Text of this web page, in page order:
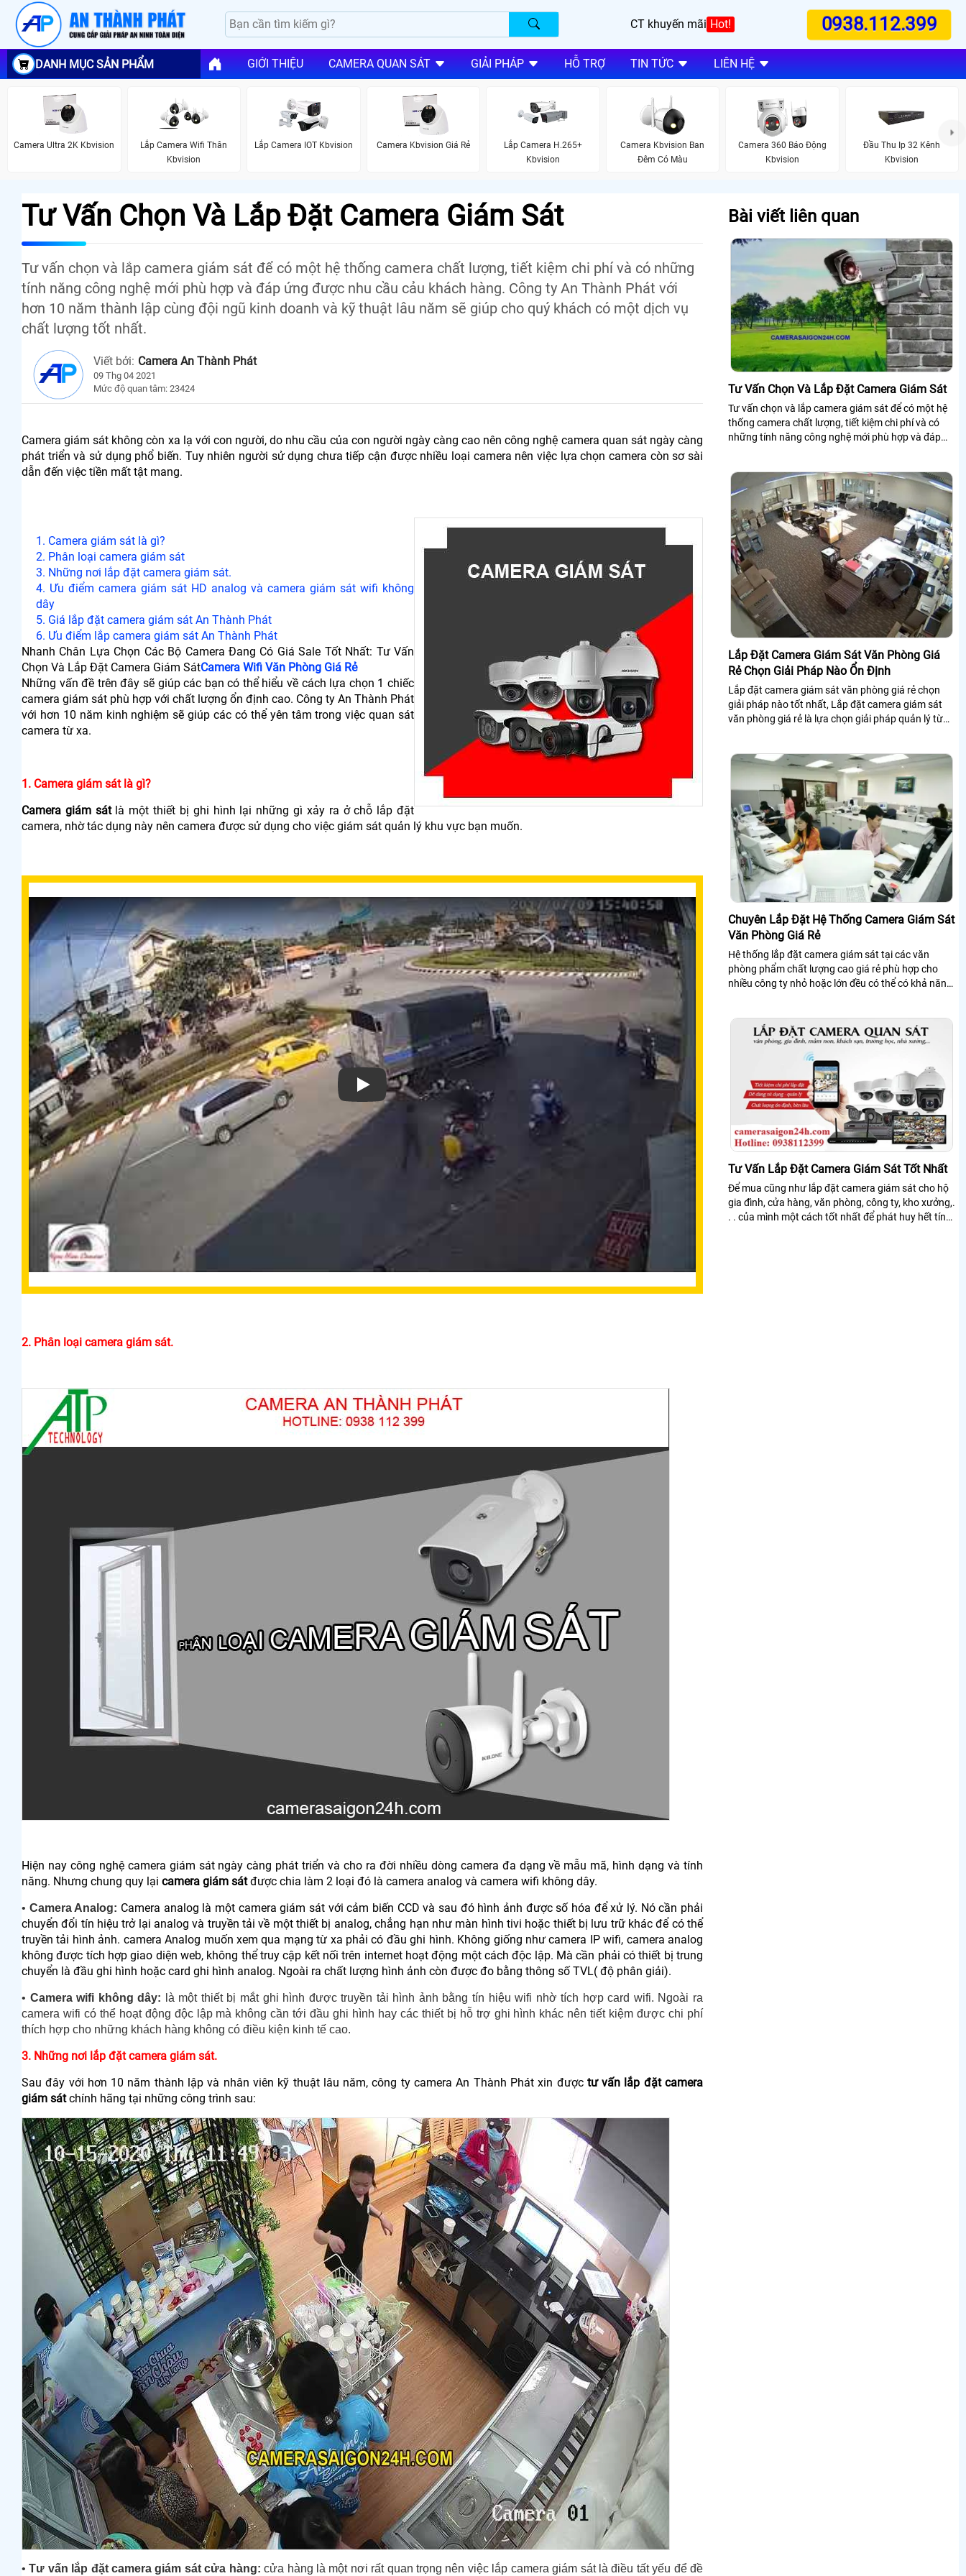
CT khuyến mãi Hot! 0938.112.399
DANH MỤC SẢN PHẨM GIỚI THIỆU CAMERA QUAN SÁT GIẢI PHÁP HỖ TRỢ TIN TỨC LIÊN HỆ
Camera Ultra 2K Kbvision
Lắp Camera Wifi Thân
Kbvision
Lắp Camera IOT Kbvision Camera Kbvision Giá Rẻ
Lắp Camera H.265+
Kbvision
Camera Kbvision Ban
Đêm Có Màu
Camera 360 Báo Động
Kbvision
Đầu Thu Ip 32 Kênh
Kbvision
Tư Vấn Chọn Và Lắp Đặt Camera Giám Sát
Tư vấn chọn và lắp camera giám sát để có một hệ thống camera chất lượng, tiết kiệm chi phí và có những
tính năng công nghệ mới phù hợp và đáp ứng được nhu cầu cảu khách hàng. Công ty An Thành Phát với
hơn 10 năm thành lập cùng đội ngũ kinh doanh và kỹ thuật lâu năm sẽ giúp cho quý khách có một dịch vụ
chất lượng tốt nhất.
Viết bởi: Camera An Thành Phát
09 Thg 04 2021
Mức độ quan tâm: 23424
Camera giám sát không còn xa lạ với con người, do nhu cầu của con người ngày càng cao nên công nghệ camera quan sát ngày càng
phát triển và sử dụng phổ biến. Tuy nhiên người sử dụng chưa tiếp cận được nhiều loại camera nên việc lựa chọn camera còn sơ sài
dẫn đến việc tiền mất tật mang.
1. Camera giám sát là gì?
2. Phân loại camera giám sát
3. Những nơi lắp đặt camera giám sát.
4. Ưu điểm camera giám sát HD analog và camera giám sát wifi không
dây
5. Giá lắp đặt camera giám sát An Thành Phát
6. Ưu điểm lắp camera giám sát An Thành Phát
Nhanh Chân Lựa Chọn Các Bộ Camera Đang Có Giá Sale Tốt Nhất: Tư Vấn
Chọn Và Lắp Đặt Camera Giám SátCamera Wifi Văn Phòng Giá Rẻ
Những vấn đề trên đây sẽ giúp các bạn có thể hiểu về cách lựa chọn 1 chiếc
camera giám sát phù hợp với chất lượng ổn định cao. Công ty An Thành Phát
với hơn 10 năm kinh nghiệm sẽ giúp các có thể yên tâm trong việc quan sát
camera từ xa.
1. Camera giám sát là gì?
Camera giám sátlà một thiết bị ghi hình lại những gì xảy ra ở chỗ lắp đặt
camera, nhờ tác dụng này nên camera được sử dụng cho việc giám sát quản lý khu vực bạn muốn.
Xem video Tư Vấn Chọn Và Lắp Đặt Camera Giám Sát
2. Phân loại camera giám sát.
Hiện nay công nghệ camera giám sát ngày càng phát triển và cho ra đời nhiều dòng camera đa dạng về mẫu mã, hình dạng và tính
năng. Nhưng chung quy lại camera giám sátđược chia làm 2 loại đó là camera analog và camera wifi không dây.
• Camera Analog: Camera analog là một camera giám sát với cảm biến CCD và sau đó hình ảnh được số hóa để xử lý. Nó cần phải
chuyển đổi tín hiệu trở lại analog và truyền tải về một thiết bị analog, chẳng hạn như màn hình tivi hoặc thiết bị lưu trữ khác để có thể
truyền tải hình ảnh. camera Analog muốn xem qua mạng từ xa phải có đầu ghi hình. Không giống như camera IP wifi, camera analog
không được tích hợp giao diện web, không thể truy cập kết nối trên internet hoạt động một cách độc lập. Mà cần phải có thiết bị trung
chuyển là đầu ghi hình hoặc card ghi hình analog. Ngoài ra chất lượng hình ảnh còn được đo bằng thông số TVL( độ phân giải).
• Camera wifi không dây: là một thiết bị mắt ghi hình được truyền tải hình ảnh bằng tín hiệu wifi nhờ tích hợp card wifi. Ngoài ra
camera wifi có thể hoạt động độc lập mà không cần tới đầu ghi hình hay các thiết bị hỗ trợ ghi hình khác nên tiết kiệm được chi phí
thích hợp cho những khách hàng không có điều kiện kinh tế cao.
3. Những nơi lắp đặt camera giám sát.
Sau đây với hơn 10 năm thành lập và nhân viên kỹ thuật lâu năm, công ty camera An Thành Phát xin được tư vấn lắp đặt camera
giám sátchính hãng tại những công trình sau:
•Tư vấn lắp đặt camera giám sát cửa hàng:cửa hàng là một nơi rất quan trọng nên việc lắp camera giám sát là điều tất yếu để đề
Bài viết liên quan
Tư Vấn Chọn Và Lắp Đặt Camera Giám Sát
Tư vấn chọn và lắp camera giám sát để có một hệ
thống camera chất lượng, tiết kiệm chi phí và có
những tính năng công nghệ mới phù hợp và đáp
Lắp Đặt Camera Giám Sát Văn Phòng Giá
Rẻ Chọn Giải Pháp Nào Ổn Định
Lắp đặt camera giám sát văn phòng giá rẻ chọn
giải pháp nào tốt nhất, Lắp đặt camera giám sát
văn phòng giá rẻ là lựa chọn giải pháp quản lý từ
Chuyên Lắp Đặt Hệ Thống Camera Giám Sát
Văn Phòng Giá Rẻ
Hệ thống lắp đặt camera giám sát tại các văn
phòng phẩm chất lượng cao giá rẻ phù hợp cho
nhiều công ty nhỏ hoặc lớn đều có thể có khả năng
Tư Vấn Lắp Đặt Camera Giám Sát Tốt Nhất
Để mua cũng như lắp đặt camera giám sát cho hộ
gia đình, cửa hàng, văn phòng, công ty, kho xưởng,.
. . của mình một cách tốt nhất để phát huy hết tính